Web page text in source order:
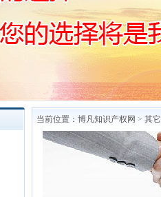
当前位置： 博凡知识产权网 > 其